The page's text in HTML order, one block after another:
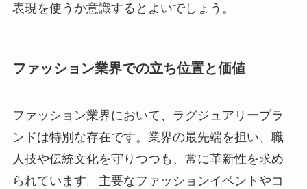
表現を使うか意識するとよいでしょう。
ファッション業界での立ち位置と価値
ファッション業界において、ラグジュアリーブラ
ンドは特別な存在です。業界の最先端を担い、職
人技や伝統文化を守りつつも、常に革新性を求め
られています。主要なファッションイベントやコ